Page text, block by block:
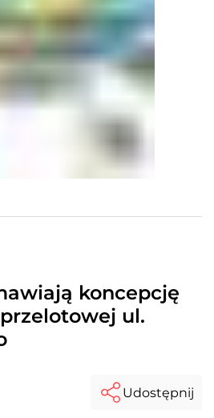
koncepcję
ul.
Udostępnij